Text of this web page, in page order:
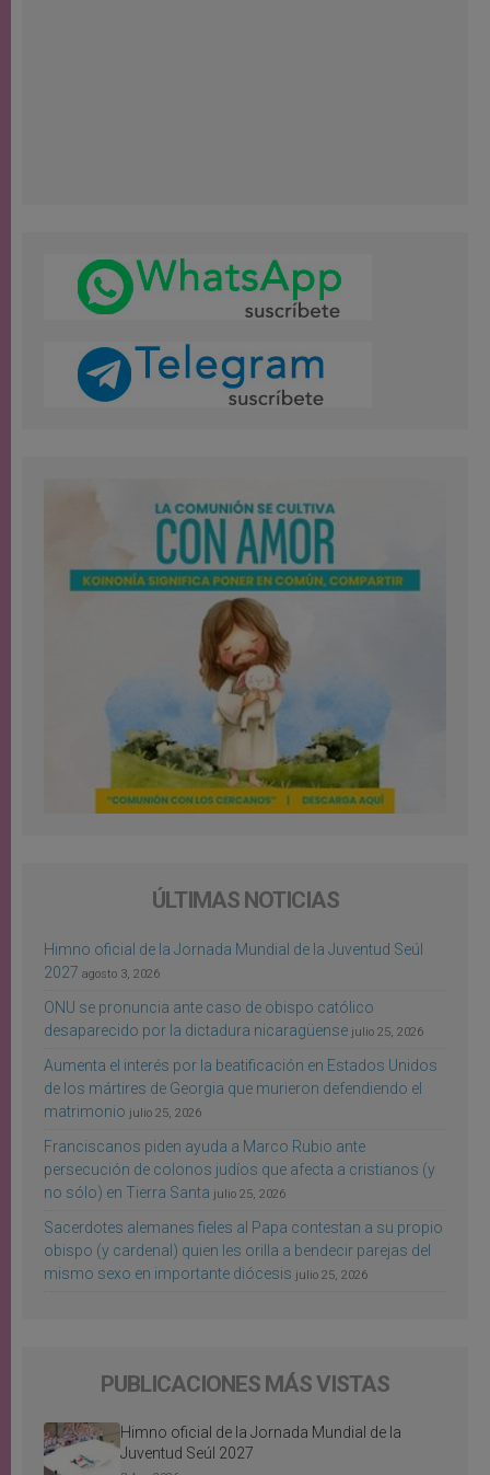
ÚLTIMAS NOTICIAS
Himno oficial de la Jornada Mundial de la Juventud Seúl
2027 agosto 3, 2026
ONU se pronuncia ante caso de obispo católico
desaparecido por la dictadura nicaragüense julio 25, 2026
Aumenta el interés por la beatificación en Estados Unidos
de los mártires de Georgia que murieron defendiendo el
matrimonio julio 25, 2026
Franciscanos piden ayuda a Marco Rubio ante
persecución de colonos judíos que afecta a cristianos (y
no sólo) en Tierra Santa julio 25, 2026
Sacerdotes alemanes fieles al Papa contestan a su propio
obispo (y cardenal) quien les orilla a bendecir parejas del
mismo sexo en importante diócesis julio 25, 2026
PUBLICACIONES MÁS VISTAS
Himno oficial de la Jornada Mundial de la
Juventud Seúl 2027